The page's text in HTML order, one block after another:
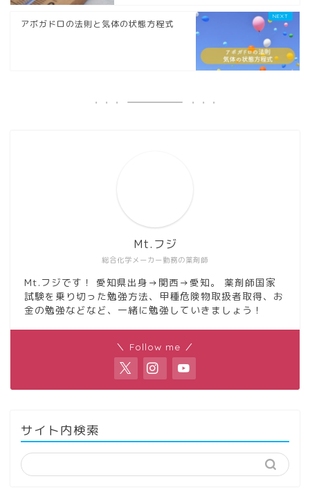
アボガドロの法則と気体の状態方程式
総合化学メーカー勤務の薬剤師
Mt.フジ
Mt.フジです！ 愛知県出身→関西→愛知。 薬剤師国家
試験を乗り切った勉強方法、甲種危険物取扱者取得、お
金の勉強などなど、一緒に勉強していきましょう！
＼ Follow me ／
サイト内検索